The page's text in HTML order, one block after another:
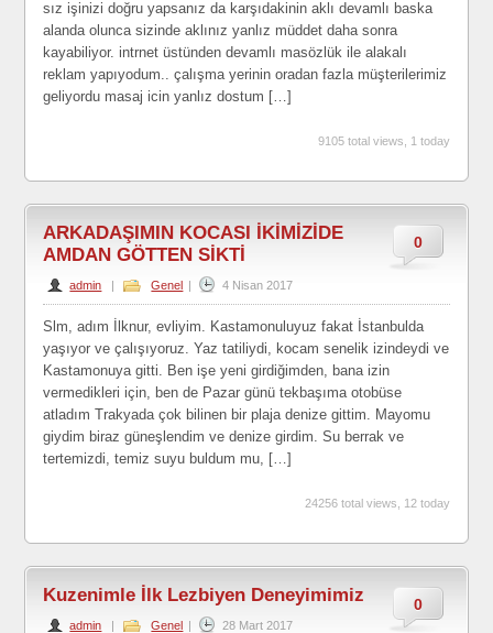
sız işinizi doğru yapsanız da karşıdakinin aklı devamlı baska
alanda olunca sizinde aklınız yanlız müddet daha sonra
kayabiliyor. intrnet üstünden devamlı masözlük ile alakalı
reklam yapıyodum.. çalışma yerinin oradan fazla müşterilerimiz
geliyordu masaj icin yanlız dostum […]
9105 total views, 1 today
0
ARKADAŞIMIN KOCASI İKİMİZİDE
AMDAN GÖTTEN SİKTİ
admin | Genel | 4 Nisan 2017
Slm, adım İlknur, evliyim. Kastamonuluyuz fakat İstanbulda
yaşıyor ve çalışıyoruz. Yaz tatiliydi, kocam senelik izindeydi ve
Kastamonuya gitti. Ben işe yeni girdiğimden, bana izin
vermedikleri için, ben de Pazar günü tekbaşıma otobüse
atladım Trakyada çok bilinen bir plaja denize gittim. Mayomu
giydim biraz güneşlendim ve denize girdim. Su berrak ve
tertemizdi, temiz suyu buldum mu, […]
24256 total views, 12 today
0
Kuzenimle İlk Lezbiyen Deneyimimiz
admin | Genel | 28 Mart 2017